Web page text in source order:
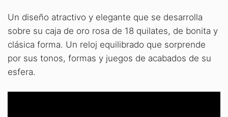
Un diseño atractivo y elegante que se desarrolla
sobre su caja de oro rosa de 18 quilates, de bonita y
clásica forma. Un reloj equilibrado que sorprende
por sus tonos, formas y juegos de acabados de su
esfera.